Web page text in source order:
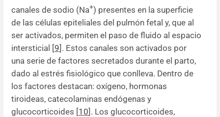
canales de sodio (Na+) presentes en la superficie
de las células epiteliales del pulmón fetal y, que al
ser activados, permiten el paso de fluido al espacio
intersticial [9]. Estos canales son activados por
una serie de factores secretados durante el parto,
dado al estrés fisiológico que conlleva. Dentro de
los factores destacan: oxígeno, hormonas
tiroideas, catecolaminas endógenas y
glucocorticoides [10]. Los glucocorticoides,